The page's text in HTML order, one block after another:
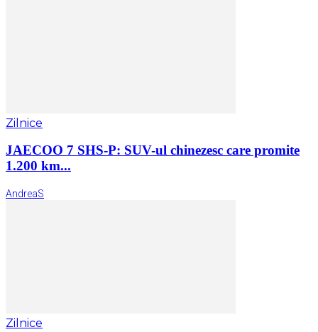
Zilnice
JAECOO 7 SHS-P: SUV-ul chinezesc care promite
1.200 km...
AndreaS
Zilnice